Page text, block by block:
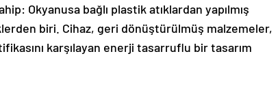
Okyanusa bağlı plastik atıklardan yapılmış
biri. Cihaz, geri dönüştürülmüş malzemeler,
karşılayan enerji tasarruflu bir tasarım